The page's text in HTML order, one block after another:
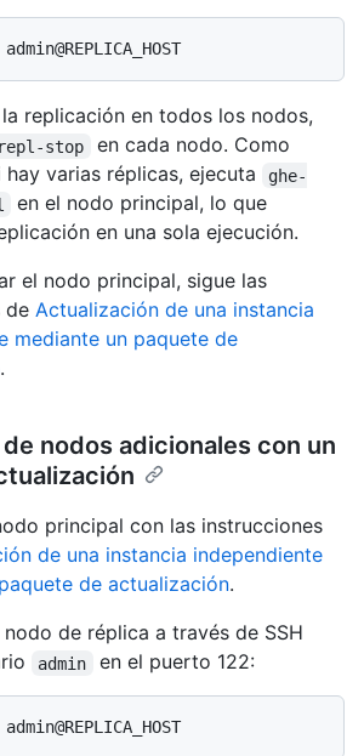
replicación en todos los nodos,
stop
en cada nodo. Como
varias réplicas, ejecuta
ghe-
en el nodo principal, lo que
en una sola ejecución.
el nodo principal, sigue las
de Actualización de una instancia
mediante un paquete de
.
nodos adicionales con un
principal con las instrucciones
de una instancia independiente
de actualización.
de réplica a través de SSH
admin en el puerto 122: